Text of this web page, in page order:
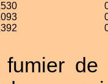
fumier